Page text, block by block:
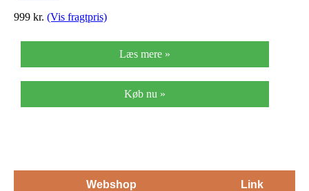
999 kr. (Vis fragtpris)
Læs mere »
Køb nu »
Webshop Link